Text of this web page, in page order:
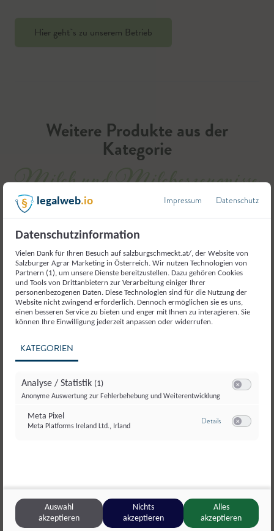
Hier geht`s zu unserem Betrieb
Weitere Produkte aus der
Kategorie
Milch und Milcherzeugnisse
Mitterurlsberg,Goldegg
Sennkäse,Schnittkäse
Premium
legalweb.io Impressum Datenschutz
Datenschutzinformation
Vielen Dank für Ihren Besuch auf salzburgschmeckt.at/, der Website von
Salzburger Agrar Marketing in Österreich. Wir nutzen Technologien von
Partnern (1), um unsere Dienste bereitzustellen. Dazu gehören Cookies
und Tools von Drittanbietern zur Verarbeitung einiger Ihrer
personenbezogenen Daten. Diese Technologien sind für die Nutzung der
Website nicht zwingend erforderlich. Dennoch ermöglichen sie es uns,
einen besseren Service zu bieten und enger mit Ihnen zu interagieren. Sie
können Ihre Einwilligung jederzeit anpassen oder widerrufen.
KATEGORIEN
Analyse / Statistik (1)
Anonyme Auswertung zur Fehlerbehebung und Weiterentwicklung
Meta Pixel
Meta Platforms Ireland Ltd., Irland
Detailszu Meta Pixel
Auswahl
akzeptieren
Nichts
akzeptieren
Alles
akzeptieren